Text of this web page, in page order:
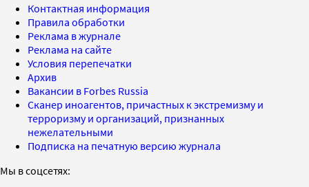
Контактная информация
Правила обработки
Реклама в журнале
Реклама на сайте
Условия перепечатки
Архив
Вакансии в Forbes Russia
Сканер иноагентов, причастных к экстремизму и
терроризму и организаций, признанных
нежелательными
Подписка на печатную версию журнала
Мы в соцсетях: